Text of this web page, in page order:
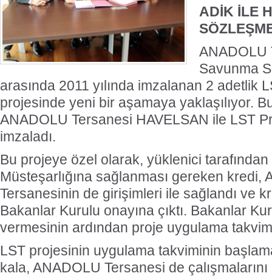
ADİK İLE
ANADOLU
Savunma
arasında 2011 yılında imzalanan 2 adetlik
projesinde yeni bir aşamaya yaklaşılıyor.
ANADOLU Tersanesi HAVELSAN ile LST
imzaladı.
Bu projeye özel olarak, yüklenici
Müsteşarlığına sağlanması gereken kredi,
Tersanesinin de girişimleri ile sağlandı ve
Bakanlar Kurulu onayına çıktı. Bakanlar
vermesinin ardından proje uygulama
LST projesinin uygulama takviminin
kala, ANADOLU Tersanesi de çalışmalarını